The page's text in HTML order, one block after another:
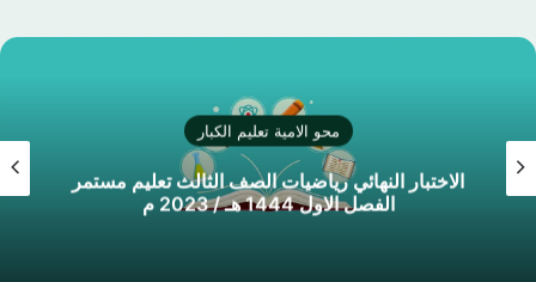
محو الامية تعليم الكبار
الاختبار النهائي رياضيات الصف الثالث تعليم مستمر
الفصل الاول 1444 هـ / 2023 م